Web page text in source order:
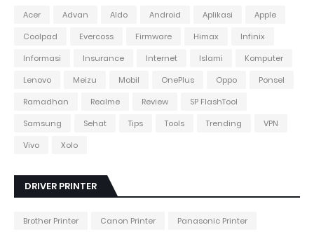
Acer Advan Aldo Android Aplikasi
Apple
Coolpad
Evercoss Firmware Himax
Infinix
Informasi
Insurance Internet Islami
Komputer
Lenovo
Meizu Mobil OnePlus Oppo
Ponsel
Ramadhan
Realme Review
SP FlashTool
Samsung
Sehat Tips Tools Trending
VPN
Vivo
Xolo
DRIVER PRINTER
Brother Printer Canon Printer Panasonic Printer